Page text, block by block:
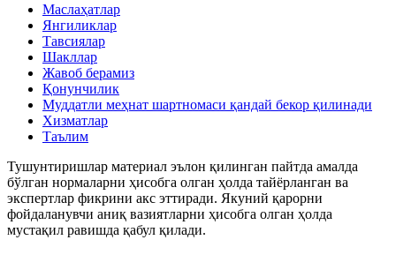
Кадрларга доир ҳужжатлар
Карантин
Меҳнат дафтарчаси
Меҳнат низолари
Якка тартибдаги тадбиркор
Маслаҳатлар
Янгиликлар
Тавсиялар
Шакллар
Жавоб берамиз
Қонунчилик
Муддатли меҳнат шартномаси қандай бекор қилинади
Хизматлар
Таълим
Тушунтиришлар материал эълон қилинган пайтда амалда
бўлган нормаларни ҳисобга олган ҳолда тайёрланган ва
экспертлар фикрини акс эттиради. Якуний қарорни
фойдаланувчи аниқ вазиятларни ҳисобга олган ҳолда
мустақил равишда қабул қилади.